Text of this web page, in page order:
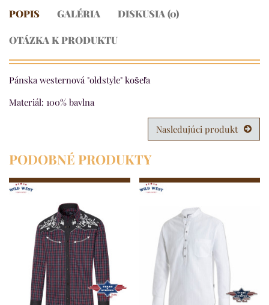
POPIS GALÉRIA DISKUSIA (0)
OTÁZKA K PRODUKTU
Pánska westernová "oldstyle" košeľa
Materiál: 100% bavlna
Nasledujúci produkt
PODOBNÉ PRODUKTY